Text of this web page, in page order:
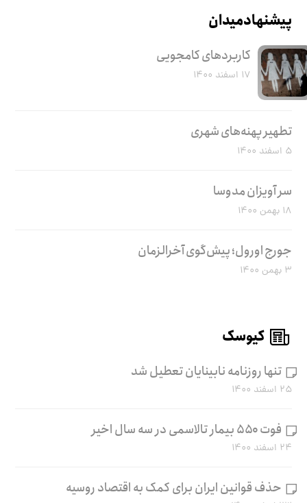
پیشنهاد میدان
کاربرد‌های کامجویی
۱۷ اسفند ۱۴۰۰
تطهیر پهنه‌های شهری
۵ اسفند ۱۴۰۰
سر آویزان مدوسا
۱۸ بهمن ۱۴۰۰
جورج اورول؛ پیش‌گوی آخرالزمان
۳ بهمن ۱۴۰۰
کیوسک
تنها روزنامه نابینایان تعطیل شد
۲۵ اسفند ۱۴۰۰
فوت ۵۵۰ بیمار تالاسمی در سه سال اخیر
۲۴ اسفند ۱۴۰۰
حذف قوانین ایران برای کمک به اقتصاد روسیه